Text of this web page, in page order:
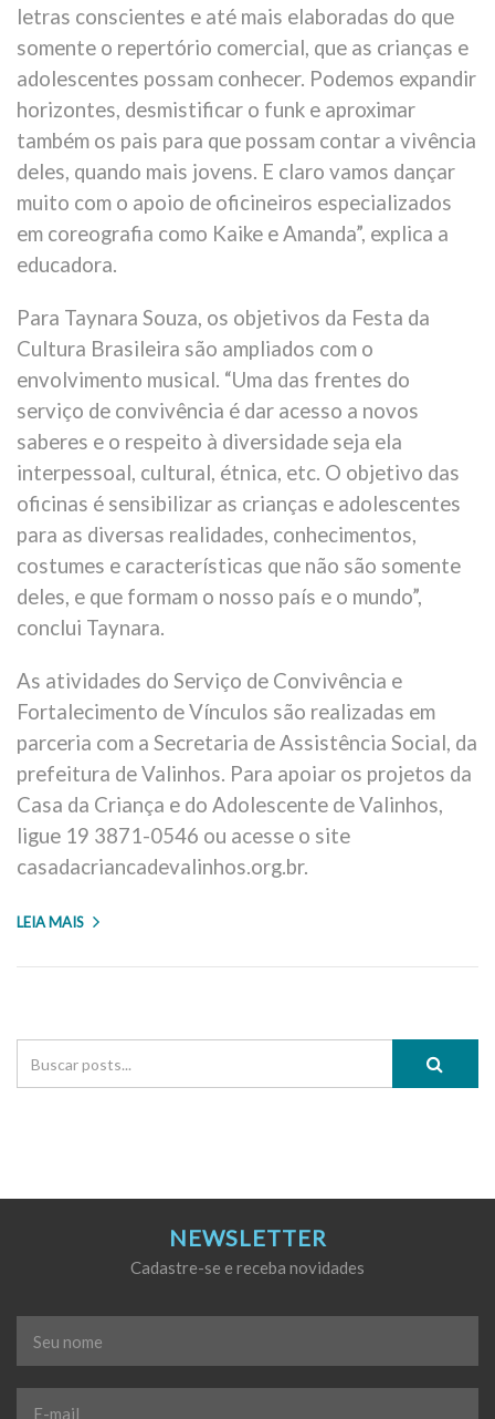
letras conscientes e até mais elaboradas do que
somente o repertório comercial, que as crianças e
adolescentes possam conhecer. Podemos expandir
horizontes, desmistificar o funk e aproximar
também os pais para que possam contar a vivência
deles, quando mais jovens. E claro vamos dançar
muito com o apoio de oficineiros especializados
em coreografia como Kaike e Amanda”, explica a
educadora.
Para Taynara Souza, os objetivos da Festa da
Cultura Brasileira são ampliados com o
envolvimento musical. “Uma das frentes do
serviço de convivência é dar acesso a novos
saberes e o respeito à diversidade seja ela
interpessoal, cultural, étnica, etc. O objetivo das
oficinas é sensibilizar as crianças e adolescentes
para as diversas realidades, conhecimentos,
costumes e características que não são somente
deles, e que formam o nosso país e o mundo”,
conclui Taynara.
As atividades do Serviço de Convivência e
Fortalecimento de Vínculos são realizadas em
parceria com a Secretaria de Assistência Social, da
prefeitura de Valinhos. Para apoiar os projetos da
Casa da Criança e do Adolescente de Valinhos,
ligue 19 3871-0546 ou acesse o site
casadacriancadevalinhos.org.br.
LEIA MAIS
NEWSLETTER
Cadastre-se e receba novidades
Seu
nome
E-
mail